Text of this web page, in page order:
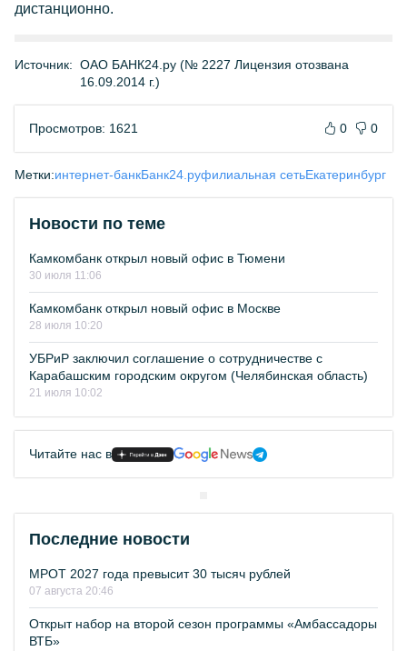
дистанционно.
Источник: ОАО БАНК24.ру (№ 2227 Лицензия отозвана
16.09.2014 г.)
Просмотров: 1621 0 0
Метки:интернет-банкБанк24.руфилиальная сетьЕкатеринбург
Новости по теме
Камкомбанк открыл новый офис в Тюмени
30 июля 11:06
Камкомбанк открыл новый офис в Москве
28 июля 10:20
УБРиР заключил соглашение о сотрудничестве с
Карабашским городским округом (Челябинская область)
21 июля 10:02
Читайте нас в
Последние новости
МРОТ 2027 года превысит 30 тысяч рублей
07 августа 20:46
Открыт набор на второй сезон программы «Амбассадоры
ВТБ»